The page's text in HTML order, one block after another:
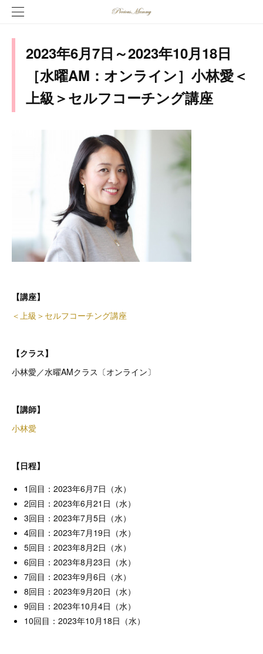
2023年6月7日～2023年10月18日
［水曜AM：オンライン］小林愛＜
上級＞セルフコーチング講座
【講座】
＜上級＞セルフコーチング講座
【クラス】
小林愛／水曜AMクラス〔オンライン〕
【講師】
小林愛
【日程】
1回目：2023年6月7日（水）
2回目：2023年6月21日（水）
3回目：2023年7月5日（水）
4回目：2023年7月19日（水）
5回目：2023年8月2日（水）
6回目：2023年8月23日（水）
7回目：2023年9月6日（水）
8回目：2023年9月20日（水）
9回目：2023年10月4日（水）
10回目：2023年10月18日（水）